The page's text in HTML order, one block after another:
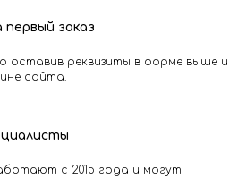
первый заказ
оставив реквизиты в форме выше и
сайта.
с 2015 года и могут